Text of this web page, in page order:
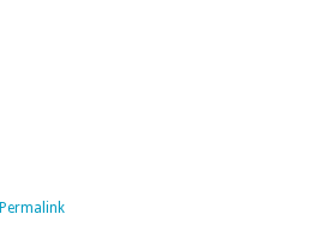
Permalink